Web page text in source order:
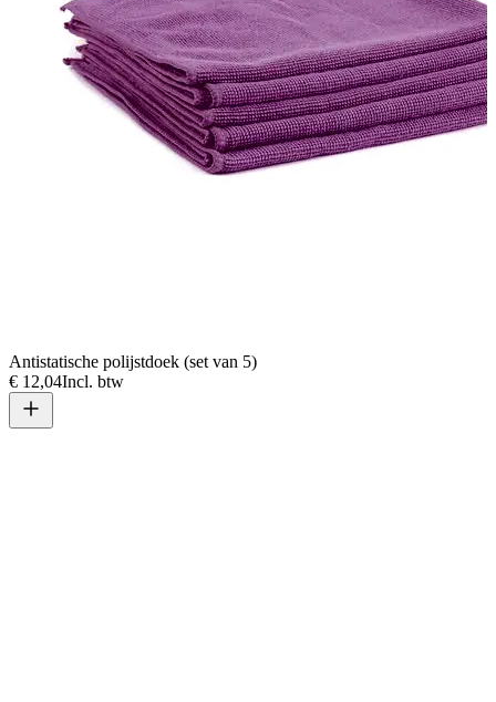
Antistatische polijstdoek (set van 5)
€ 12,04Incl. btw